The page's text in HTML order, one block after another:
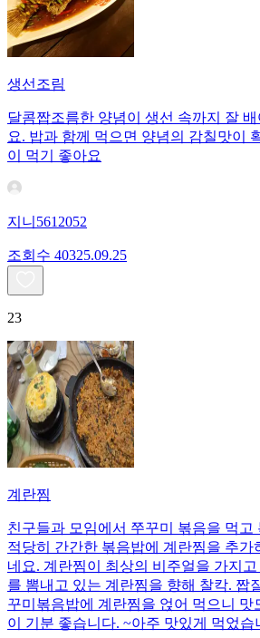
생선조림
달콤짭조름한 양념이 생선 속까지 잘
요. 밥과 함께 먹으면 양념의 감칠맛이
이 먹기 좋아요
지니5612052
조회수 40325.09.25
23
계란찜
친구들과 모임에서 쭈꾸미 볶음을 먹고
적당히 간간한 볶음밥에 계란찜을 추가
네요. 계란찜이 최상의 비주얼을 가지
를 뽐내고 있는 계란찜을 향해 찰칵. 짭
꾸미볶음밥에 계란찜을 얹어 먹으니 맛
이 기분 좋습니다. ~아주 맛있게 먹었습